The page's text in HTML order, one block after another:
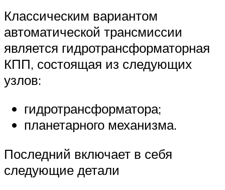
Классическим вариантом
автоматической трансмиссии
является гидротрансформаторная
КПП, состоящая из следующих
узлов:
гидротрансформатора;
планетарного механизма.
Последний включает в себя
следующие детали